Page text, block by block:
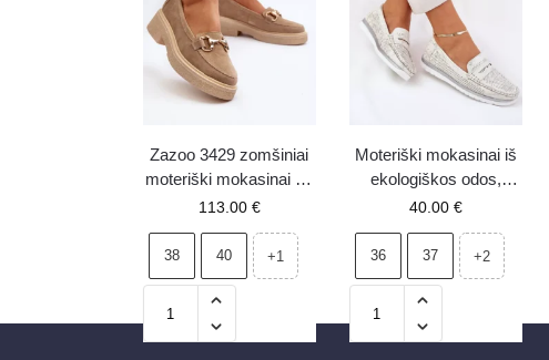
Zazoo 3429 zomšiniai
moteriški mokasinai su
dekoracija, smėlio
113.00 €
38 40 +1
Moteriški mokasinai iš
ekologiškos odos,
sidabro spalvos
40.00 €
36 37 +2